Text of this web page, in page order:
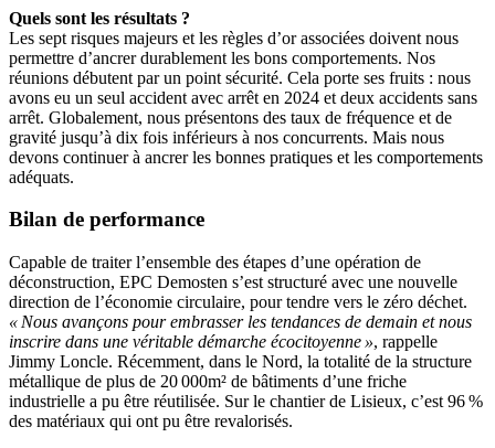
Quels sont les résultats ?
Les sept risques majeurs et les règles d’or associées doivent nous
permettre d’ancrer durablement les bons comportements. Nos
réunions débutent par un point sécurité. Cela porte ses fruits : nous
avons eu un seul accident avec arrêt en 2024 et deux accidents sans
arrêt. Globalement, nous présentons des taux de fréquence et de
gravité jusqu’à dix fois inférieurs à nos concurrents. Mais nous
devons continuer à ancrer les bonnes pratiques et les comportements
adéquats.
Bilan de performance
Capable de traiter l’ensemble des étapes d’une opération de
déconstruction, EPC Demosten s’est structuré avec une nouvelle
direction de l’économie circulaire, pour tendre vers le zéro déchet.
« Nous avançons pour embrasser les tendances de demain et nous
inscrire dans une véritable démarche écocitoyenne », rappelle
Jimmy Loncle. Récemment, dans le Nord, la totalité de la structure
métallique de plus de 20 000m² de bâtiments d’une friche
industrielle a pu être réutilisée. Sur le chantier de Lisieux, c’est 96 %
des matériaux qui ont pu être revalorisés.